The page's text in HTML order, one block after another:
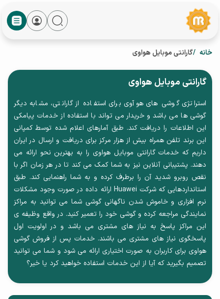
خانه گارانتی موبایل هواوی
گارانتی موبایل هواوی
استراتژی گوشی های هوآوی برای استفاده از گارانتی، مشابه دیگر
گوشی ها می باشد و خریدار می تواند با استفاده از خدمات پیامکی
این اطلاعات را دریافت کند. طبق آمارهای اعلام شده توسط کمپانی
این برند تلفن همراه بیش از هزار مرکز برای دریافت و ارسال در ایران
داریم که خدمات گارانتی موبایل هواوی را به بهترین نحو ارائه می
دهند. پشتیبانی آنلاین نیز به شما کمک می کند تا در هر زمان اگر با
نقص روبرو شدید آن را برطرف کرده و به شما راهنمایی کند. طبق
استانداردهایی که شرکت Huawei ارائه داده در صورت وجود مشکلات
نرم افزاری و خاموش شدن ناگهانی گوشی شما می توانید به مراکز
نمایندگی مراجعه کرده و گوشی خود را تعمیر کنید. در واقع وظیفه ی
این مراکز پاسخ به نیاز های مشتری می باشد و در اولویت اول
پاسخگوی نیاز های مشتری می باشند. خدمات پس از فروش گوشی
هواوی برای کاربران به صورت اختیاری ارائه می شود و شما می توانید
تصمیم بگیرید که آیا از این خدمات استفاده خواهید کرد یا خیر؟